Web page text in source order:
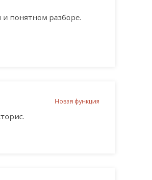
понятном разборе.
Новая функция